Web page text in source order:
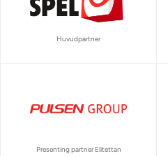
Huvudpartner
Presenting partner Elitettan